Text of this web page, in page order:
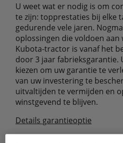
U weet wat er nodig is om
te zijn: topprestaties bij elke
gedurende vele jaren.
oplossingen die voldoen aan
Kubota-tractor is vanaf het
door 3 jaar fabrieksgarantie.
kiezen om uw garantie te
van uw investering te
uitvaltijden te vermijden en
winstgevend te blijven.
Details garantieoptie